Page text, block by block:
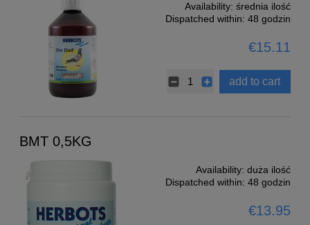
Availability: średnia ilość
Dispatched within: 48 godzin
€15.11
add to cart
BMT 0,5KG
Availability: duża ilość
Dispatched within: 48 godzin
€13.95